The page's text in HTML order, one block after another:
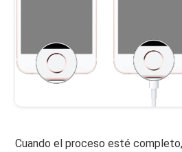
Cuando el proceso esté